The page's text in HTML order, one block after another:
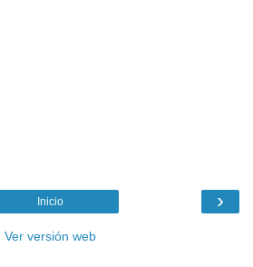
›
Inicio
Ver versión web